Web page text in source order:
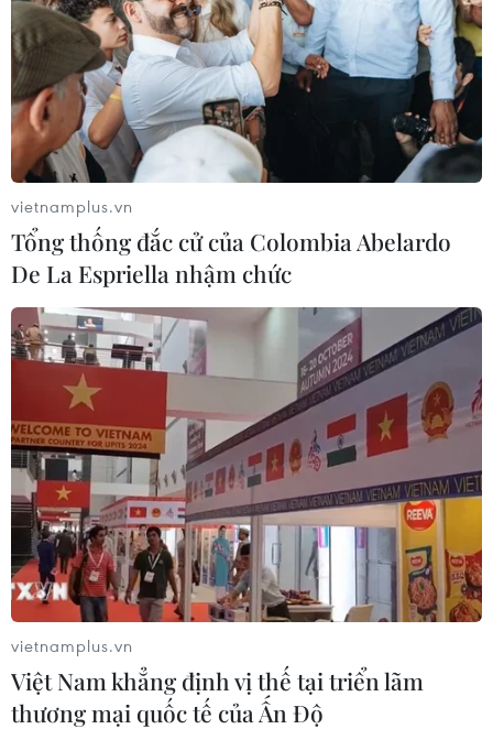
vietnamplus.vn
Tổng thống đắc cử của Colombia Abelardo
De La Espriella nhậm chức
vietnamplus.vn
Việt Nam khẳng định vị thế tại triển lãm
thương mại quốc tế của Ấn Độ